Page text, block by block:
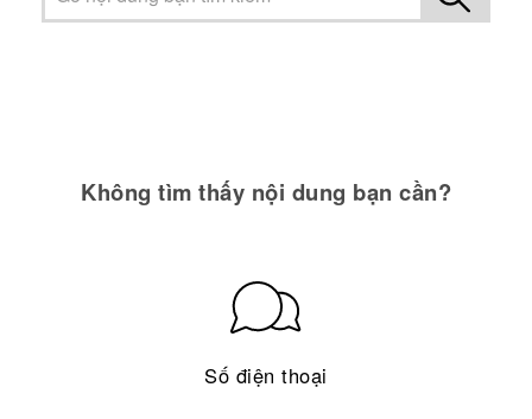
Không tìm thấy nội dung bạn cần?
Số điện thoại